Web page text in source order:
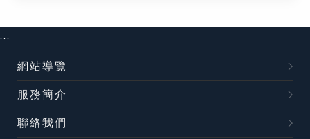
:::
網站導覽
服務簡介
聯絡我們